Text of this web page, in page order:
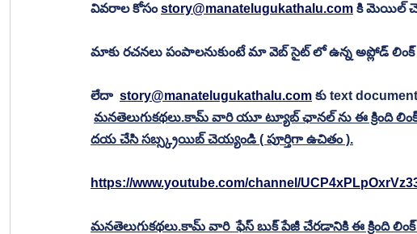
వివరాల కోసం story@manatelugukathalu.com కి మెయిల్
మాకు రచనలు పంపాలనుకుంటే మా వెబ్ సైట్ లో ఉన్న అప్లోడ్
లేదా story@manatelugukathalu.com కు text
మనతెలుగుకథలు.కామ్ వారి యూ ట్యూబ్ ఛానల్ ను ఈ క్రింది
దయ చేసి సబ్స్క్రయిబ్ చెయ్యండి ( పూర్తిగా ఉచితం ).
https://www.youtube.com/channel/
మనతెలుగుకథలు.కామ్ వారి  ఫేస్ బుక్ పేజీ చేరడానికి ఈ క్రింది